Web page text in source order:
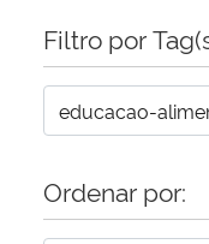
Advocacia-Geral da União
Banco Central do Brasil
Filtro por
Ordenar por: